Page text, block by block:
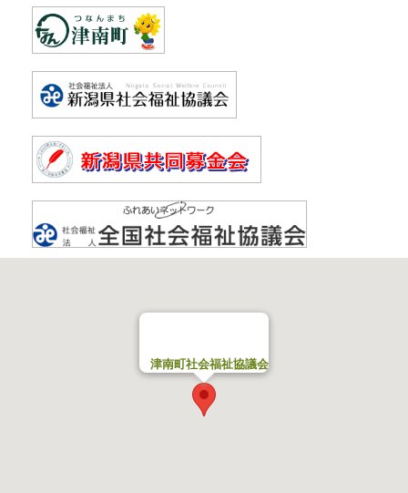
津南町社会福祉協議会